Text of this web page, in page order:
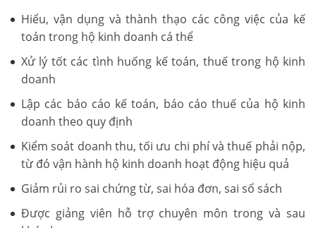
Hiểu, vận dụng và thành thạo các công việc của kế
toán trong hộ kinh doanh cá thể
Xử lý tốt các tình huống kế toán, thuế trong hộ kinh
doanh
Lập các báo cáo kế toán, báo cáo thuế của hộ kinh
doanh theo quy định
Kiểm soát doanh thu, tối ưu chi phí và thuế phải nộp,
từ đó vận hành hộ kinh doanh hoạt động hiệu quả
Giảm rủi ro sai chứng từ, sai hóa đơn, sai sổ sách
Được giảng viên hỗ trợ chuyên môn trong và sau